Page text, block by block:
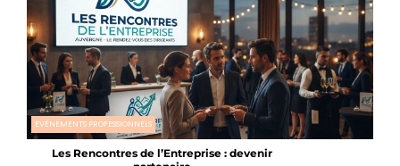
EVÉNEMENTS PROFESSIONNELS
Les Rencontres de l’Entreprise : devenir